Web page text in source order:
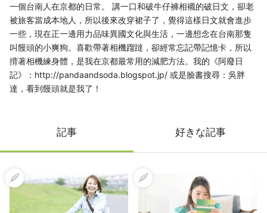
一個台南人在京都的日常。 講一口和破牛仔褲相襯的破日文，卻老
被旅客當成本地人，所以後來改穿裙子了，覺得這樣日文就會進步
一些，現在正一邊用力品味異國文化與生活，一邊想念在台南那隻
叫饅頭的小爽狗。喜歡帶著相機蹓躂，卻經常忘記帶記憶卡，所以
揹著相機練身體，是我在京都最常用的減肥方法。我的《阿廢日
記》：http://pandaandsoda.blogspot.jp/ 或是臉書搜尋：吳胖
達，看到饅頭就是我了！
記事 好きな記事